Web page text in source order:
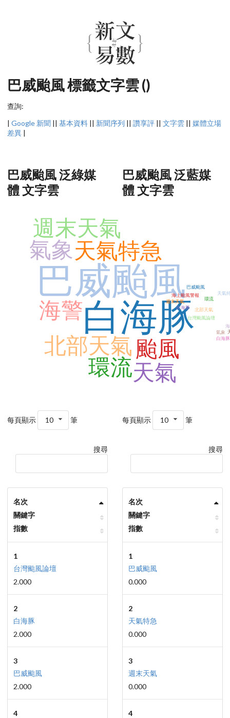
巴威颱風 標籤文字雲 ()
查詢:
| Google 新聞 || 基本資料 || 新聞序列 || 讚享評 || 文字雲 || 媒體立場
差異 |
巴威颱風 泛綠媒
體 文字雲
白海豚
巴威颱風
天氣特急
北部天氣
環流
週末天氣
颱風
海警
天氣
氣象
每頁顯示 10 筆
搜尋
名次
關鍵字
指數
1
台灣颱風論壇
2.000
2
白海豚
2.000
3
巴威颱風
2.000
4
巴威颱風 泛藍媒
體 文字雲
巴威颱風
天氣
週末天氣
北部天氣
環流
台灣颱風論壇
海上颱風警報
白海豚
氣象
白海
每頁顯示 10 筆
搜尋
名次
關鍵字
指數
1
巴威颱風
0.000
2
天氣特急
0.000
3
週末天氣
0.000
4